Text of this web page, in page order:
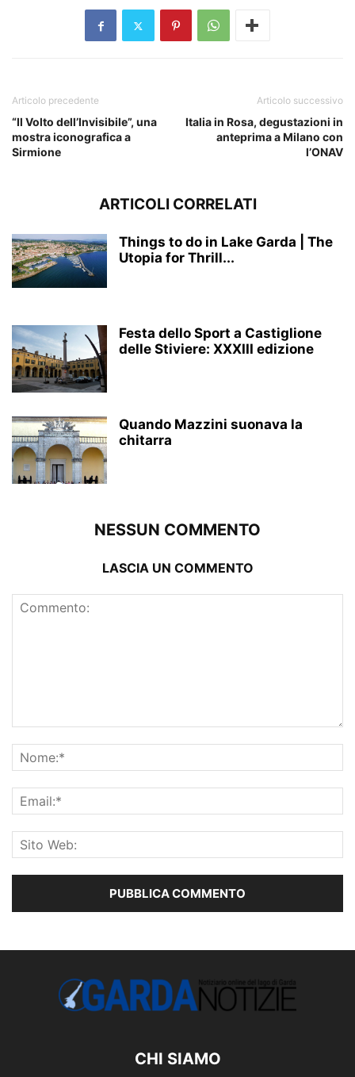
Articolo precedente
“Il Volto dell’Invisibile”, una
mostra iconografica a
Sirmione
Articolo successivo
Italia in Rosa, degustazioni in
anteprima a Milano con
l’ONAV
ARTICOLI CORRELATI
Things to do in Lake Garda | The
Utopia for Thrill...
Festa dello Sport a Castiglione
delle Stiviere: XXXIII edizione
Quando Mazzini suonava la
chitarra
NESSUN COMMENTO
LASCIA UN COMMENTO
CHI SIAMO